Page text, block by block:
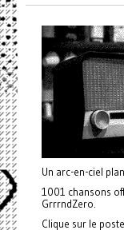
Un arc-en-ciel
1001 chansons
GrrrndZero.
Clique sur le